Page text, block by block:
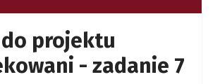
projektu
- zadanie 7